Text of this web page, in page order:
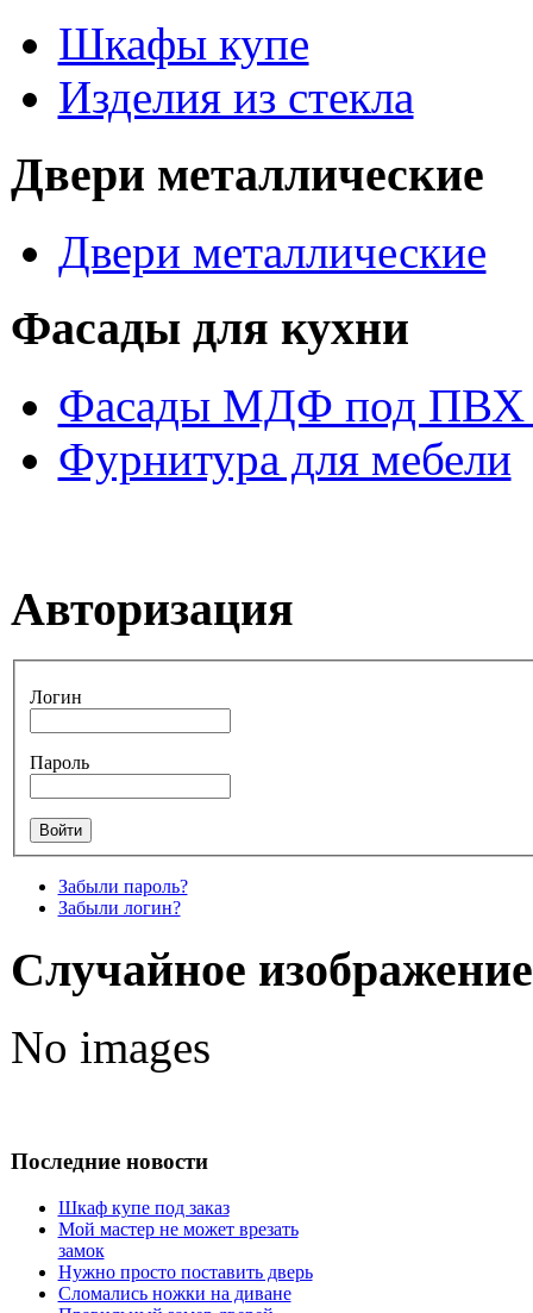
Шкафы купе
Изделия из стекла
Двери металлические
Двери металлические
Фасады для кухни
Фасады МДФ под ПВХ
Фурнитура для мебели
Авторизация
Логин
Пароль
Забыли пароль?
Забыли логин?
Случайное изображение
No images
Последние новости
Шкаф купе под заказ
Мой мастер не может врезать
замок
Нужно просто поставить дверь
Сломались ножки на диване